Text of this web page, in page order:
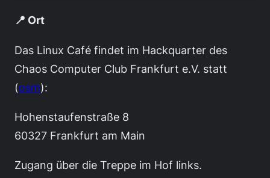
📍 Ort
Das Linux Café findet im Hackquarter des
Chaos Computer Club Frankfurt e.V. statt
(osm):
Hohenstaufenstraße 8
60327 Frankfurt am Main
Zugang über die Treppe im Hof links.